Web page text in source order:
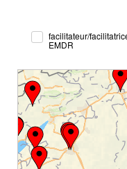
facilitateur/
EMDR